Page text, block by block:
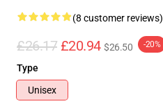
(8 customer reviews)
£26.17 £20.94 $26.50 -20%
Type
Unisex